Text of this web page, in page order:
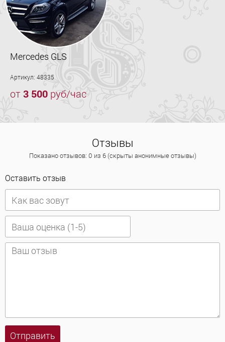
Mercedes GLS
Артикул: 48335
от3 500 руб/час
Отзывы
Показано отзывов: 0 из 6 (скрыты анонимные отзывы)
Оставить отзыв
Отправить